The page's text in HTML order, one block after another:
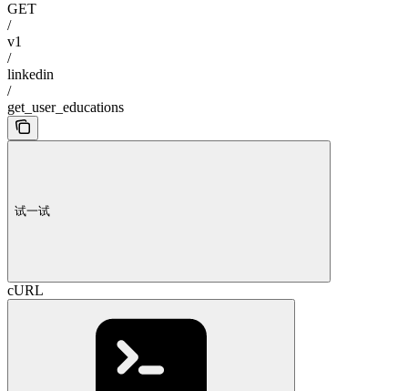
GET
/
v1
/
linkedin
/
get_user_educations
试一试
cURL